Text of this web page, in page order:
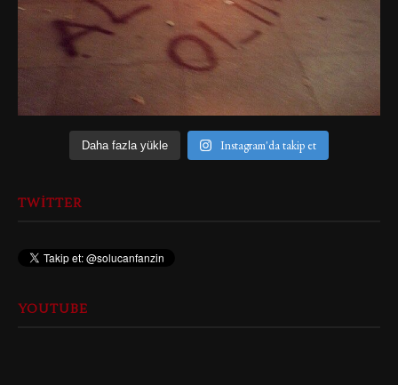
Daha fazla yükle Instagram'da takip et
TWITTER
YOUTUBE